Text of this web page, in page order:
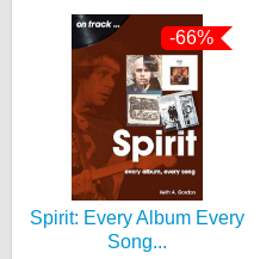
-66%
Spirit: Every Album Every
Song...